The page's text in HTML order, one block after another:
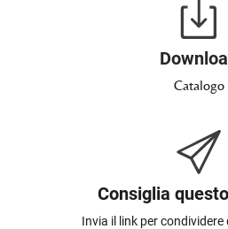
Catalogo
Consiglia
Invia il link per